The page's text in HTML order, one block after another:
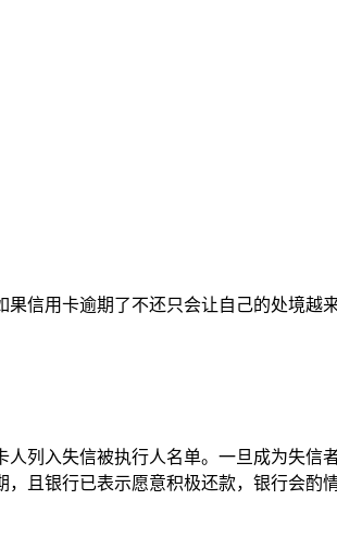
信用卡逾期了不还只会让自己的处境越
列入失信被执行人名单。一旦成为失信
且银行已表示愿意积极还款，银行会酌